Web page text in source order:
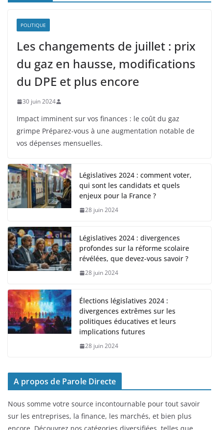
POLITIQUE
Les changements de juillet : prix
du gaz en hausse, modifications
du DPE et plus encore
30 juin 2024
Impact imminent sur vos finances : le coût du gaz
grimpe Préparez-vous à une augmentation notable de
vos dépenses mensuelles.
Législatives 2024 : comment voter,
qui sont les candidats et quels
enjeux pour la France ?
28 juin 2024
Législatives 2024 : divergences
profondes sur la réforme scolaire
révélées, que devez-vous savoir ?
28 juin 2024
Élections législatives 2024 :
divergences extrêmes sur les
politiques éducatives et leurs
implications futures
28 juin 2024
A propos de Parole Directe
Nous somme votre source incontournable pour tout savoir
sur les entreprises, la finance, les marchés, et bien plus